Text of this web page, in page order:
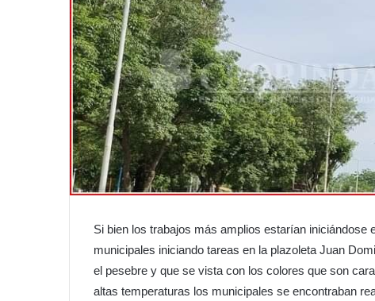
Si bien los trabajos más amplios estarían
municipales iniciando tareas en la plazoleta Juan
el pesebre y que se vista con los colores que son
altas temperaturas los municipales se encontraban